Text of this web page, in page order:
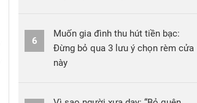
6
Muốn gia đình thu hút tiền bạc:
Đừng bỏ qua 3 lưu ý chọn rèm cửa
này